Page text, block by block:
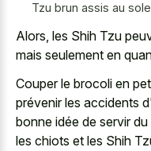
Tzu brun assis au
Alors, les Shih Tzu
mais seulement en
Couper le brocoli en
prévenir les accidents
bonne idée de servir
les chiots et les Shih